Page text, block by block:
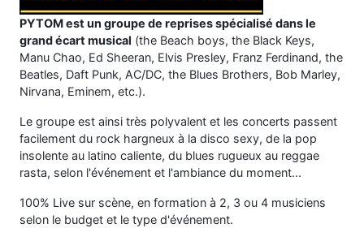
PYTOM est un groupe de reprises spécialisé dans le
grand écart musical (the Beach boys, the Black Keys,
Manu Chao, Ed Sheeran, Elvis Presley, Franz Ferdinand, the
Beatles, Daft Punk, AC/DC, the Blues Brothers, Bob Marley,
Nirvana, Eminem, etc.).
Le groupe est ainsi très polyvalent et les concerts passent
facilement du rock hargneux à la disco sexy, de la pop
insolente au latino caliente, du blues rugueux au reggae
rasta, selon l'événement et l'ambiance du moment...
100% Live sur scène, en formation à 2, 3 ou 4 musiciens
selon le budget et le type d'événement.